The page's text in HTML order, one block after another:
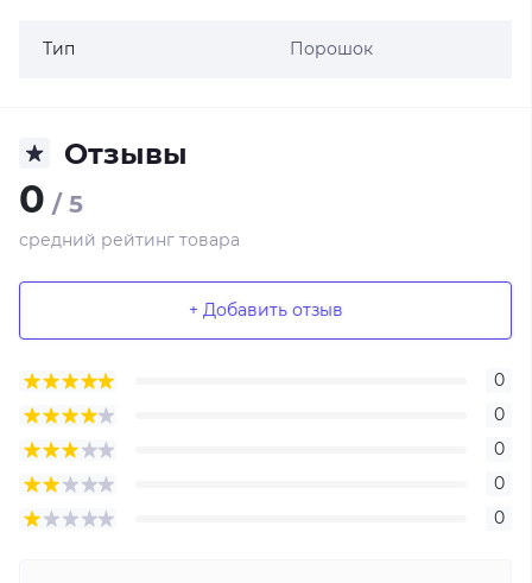
Тип Порошок
Отзывы
0 / 5
средний рейтинг товара
+ Добавить отзыв
0
0
0
0
0